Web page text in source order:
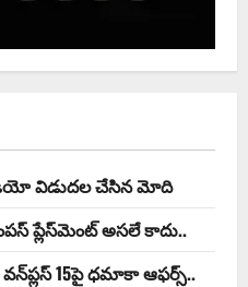
విడుద‌ల చేసిన మోది
ప్లేస్‌మెంట్ అసలే కాదు..
| వన్‌ప్లస్ 15పై ధమాకా ఆఫర్స్..